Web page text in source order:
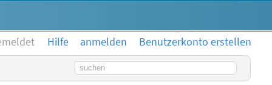
Hilfe anmelden
Benutzerkonto erstellen
Suchbegriff